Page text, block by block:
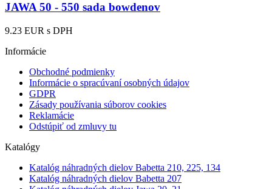
JAWA 50 - 550 sada bowdenov
9.23 EUR s DPH
Informácie
Obchodné podmienky
Informácie o spracúvaní osobných údajov
GDPR
Zásady používania súborov cookies
Reklamácie
Odstúpiť od zmluvy tu
Katalógy
Katalóg náhradných dielov Babetta 210, 225, 134
Katalóg náhradných dielov Babetta 207